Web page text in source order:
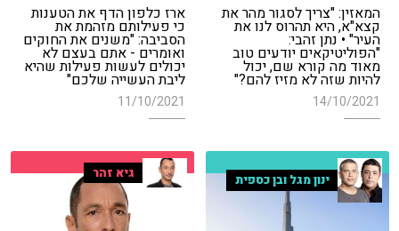
המאזין: "צריך לסגור מהר את
קצא"א, היא תהרוס לנו את
העיר" • נתן זהבי:
"הפוליטיקאים יודעים טוב
מאוד מה קורא שם, יכול
להיות שזה לא מזיז להם?"
14/10/2021
ארז כלפון הדף את הטענות
כי פעילותם מזהמת את
הסביבה: "משנים את החוקים
ואומרים - אתם בעצם לא
יכולים לעשות פעילות שהיא
ליבת העשייה שלכם"
11/10/2021
ינון מגל ובן כספית גיא זהר